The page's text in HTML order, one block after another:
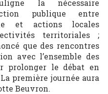
la nécessaire
publique entre
et actions locales
territoriales ;
que des rencontres
avec l’ensemble des
prolonger le débat en
première journée aura
Beuvron.